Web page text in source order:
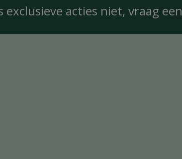
exclusieve acties niet, vraag een